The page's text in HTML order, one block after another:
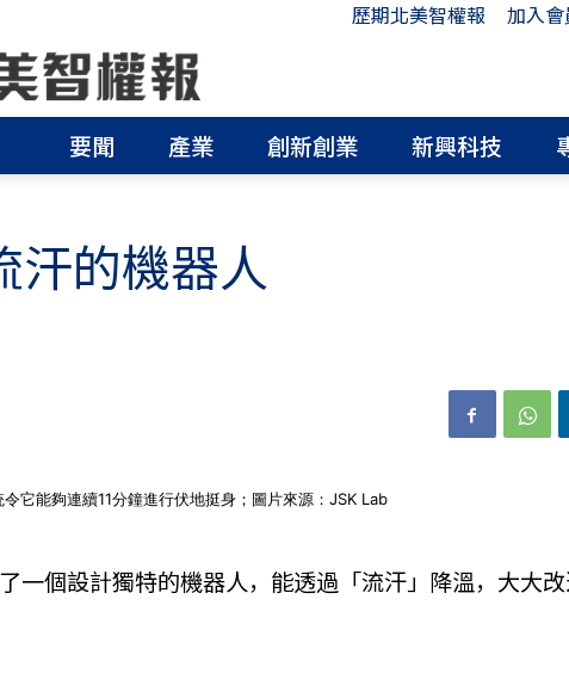
歷期北美智權報 加入
要聞 產業 創新創業 新興科技
汗的機器人
它能夠連續11分鐘進行伏地挺身；圖片來源：JSK Lab
一個設計獨特的機器人，能透過「流汗」降溫，大大